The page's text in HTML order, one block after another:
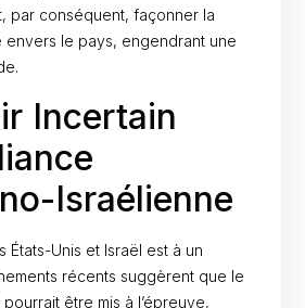
par conséquent, façonner la
le pays, engendrant une
Incertain
Israélienne
États-Unis et Israël est à un
récents suggèrent que le
être mis à l’épreuve,